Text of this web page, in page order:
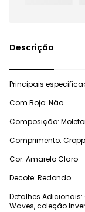
Principais
Com Bojo: Não
Composição:
Comprimento:
Cor: Amarelo Claro
Decote: Redondo
Detalhes
Waves, coleção